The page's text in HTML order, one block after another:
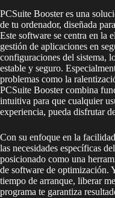
PCSuite Booster es una
de tu ordenador, diseñada
Este software se centra en la
gestión de aplicaciones en
configuraciones del sistema,
estable y seguro.
problemas como la
PCSuite Booster combina
intuitiva para que cualquier
experiencia, pueda disfrutar
Con su enfoque en la
las necesidades específicas
posicionado como una
de software de optimización.
tiempo de arranque, liberar
programa te garantiza